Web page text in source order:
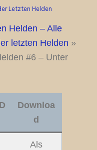
Letzten Helden
Helden – Alle
letzten Helden »
#6 – Unter
Downloa
d
Als